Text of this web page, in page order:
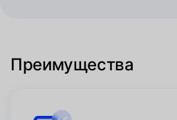
Преимущества